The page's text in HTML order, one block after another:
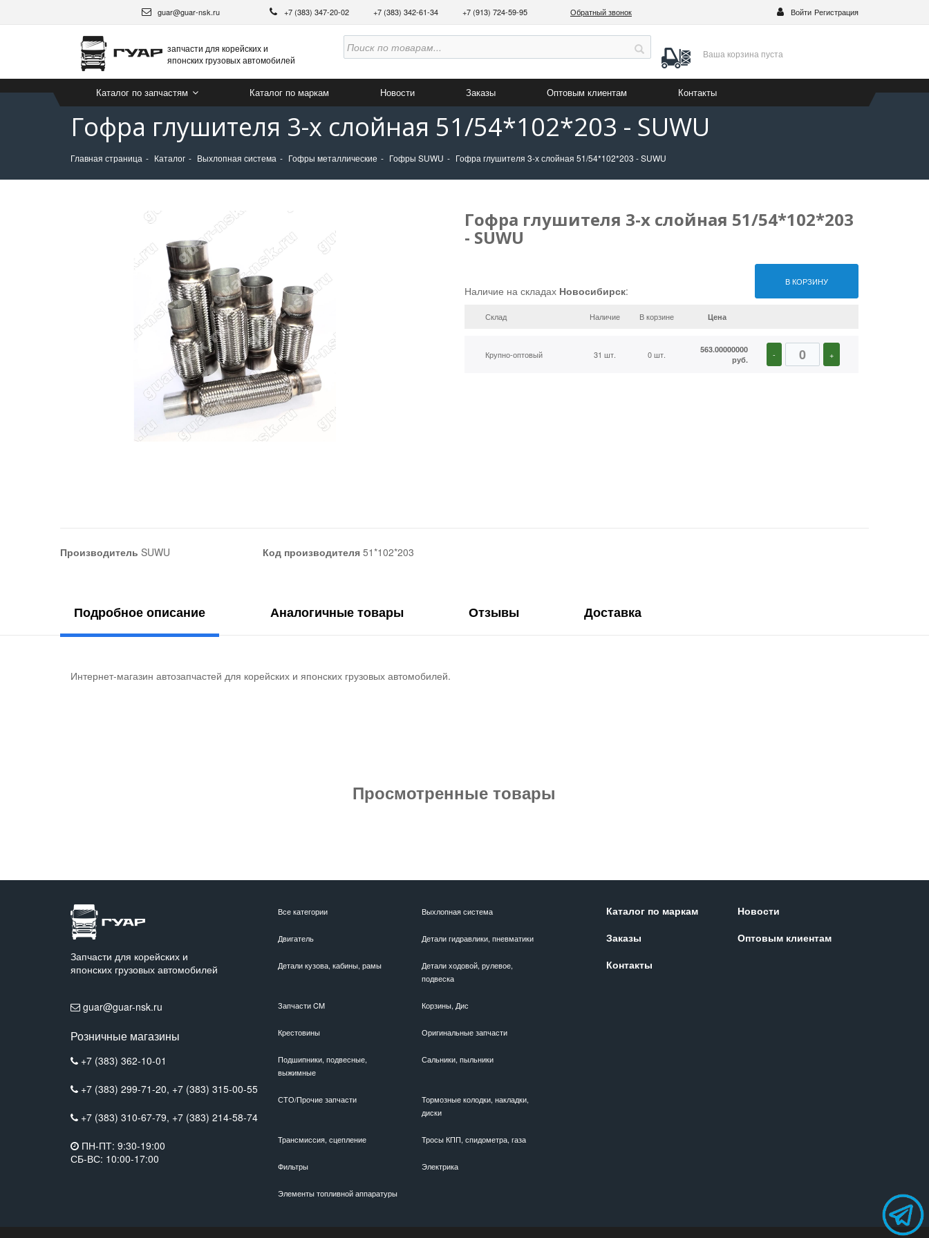
guar@guar-nsk.ru +7 (383) 347-20-02 +7 (383) 342-61-34 +7 (913) 724-59-95 Обратный звонок Войти Регистрация
запчасти для корейских и
японских грузовых автомобилей
Ваша корзина пуста
Каталог по запчастям Каталог по маркам Новости Заказы Оптовым клиентам Контакты
Гофра глушителя 3-х слойная 51/54*102*203 - SUWU
Главная страница Каталог Выхлопная система Гофры металлические Гофры SUWU Гофра глушителя 3-х слойная 51/54*102*203 - SUWU
Гофра глушителя 3-х слойная 51/54*102*203
- SUWU
В КОРЗИНУ
Наличие на складах Новосибирск:
Склад Наличие В корзине Цена
Крупно-оптовый 31 шт. 0 шт.
563.00000000
руб.
- +
Производитель SUWU Код производителя51*102*203
Подробное описание Аналогичные товары Отзывы Доставка
Интернет-магазин автозапчастей для корейских и японских грузовых автомобилей.
Просмотренные товары
Запчасти для корейских и
японских грузовых автомобилей
guar@guar-nsk.ru
Розничные магазины
+7 (383) 362-10-01
+7 (383) 299-71-20, +7 (383) 315-00-55
+7 (383) 310-67-79, +7 (383) 214-58-74
ПН-ПТ: 9:30-19:00
СБ-ВС: 10:00-17:00
Все категории Выхлопная система
Двигатель Детали гидравлики, пневматики
Детали кузова, кабины, рамы
Детали ходовой, рулевое,
подвеска
Запчасти CM Корзины, Дис
Крестовины Оригинальные запчасти
Подшипники, подвесные,
выжимные
Сальники, пыльники
СТО/Прочие запчасти
Тормозные колодки, накладки,
диски
Трансмиссия, сцепление Тросы КПП, спидометра, газа
Фильтры Электрика
Элементы топливной аппаратуры
Каталог по маркам
Новости
Заказы
Оптовым клиентам
Контакты